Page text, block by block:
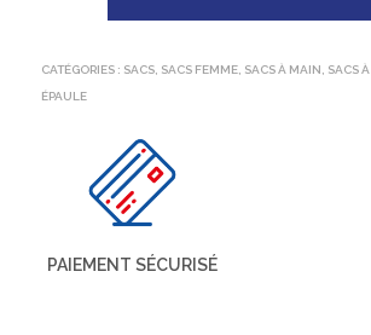
CATÉGORIES : SACS SACS FEMME SACS À MAIN SACS
ÉPAULE
PAIEMENT SÉCURISÉ